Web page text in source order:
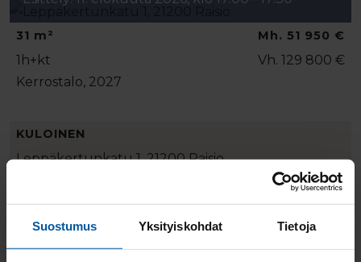
Suostumus Yksityiskohdat Tietoja
31 m²
1h+kt
Kerrostalo, 2027
Mh. 51 950 €
Vh. 129 800 €
KULOINEN
Leppäkertunkatu 1, 21200 Raisio
Esittely: 11. elokuuta 2026, klo 17:00 - 17:30
Vh. 260 800 €